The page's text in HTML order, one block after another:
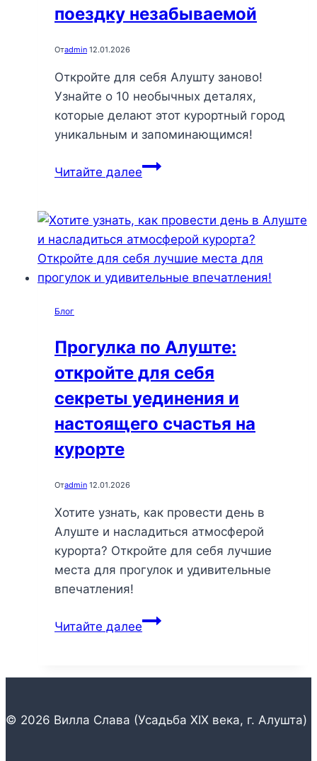
природе
поездку незабываемой
Отadmin 12.01.2026
Откройте для себя Алушту заново!
Узнайте о 10 необычных деталях,
которые делают этот курортный город
уникальным и запоминающимся!
Читайте далееНеожиданные
10
деталей,
которые
сделают
незабываемой
Блог
Прогулка по Алуште:
откройте для себя
секреты уединения и
настоящего счастья на
курорте
Отadmin 12.01.2026
Хотите узнать, как провести день в
Алуште и насладиться атмосферой
курорта? Откройте для себя лучшие
места для прогулок и удивительные
впечатления!
Читайте далееПрогулка
откройте
себя
© 2026 Вилла Слава (Усадьба XIX века, г. Алушта)